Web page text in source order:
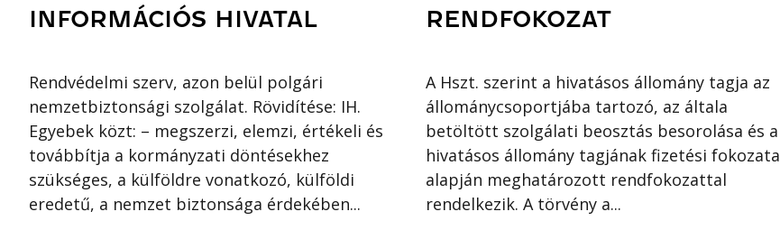
INFORMÁCIÓS HIVATAL
Rendvédelmi szerv, azon belül polgári
nemzetbiztonsági szolgálat. Rövidítése: IH.
Egyebek közt: – megszerzi, elemzi, értékeli és
továbbítja a kormányzati döntésekhez
szükséges, a külföldre vonatkozó, külföldi
eredetű, a nemzet biztonsága érdekében...
RENDFOKOZAT
A Hszt. szerint a hivatásos állomány tagja az
állománycsoportjába tartozó, az általa
betöltött szolgálati beosztás besorolása és a
hivatásos állomány tagjának fizetési fokozata
alapján meghatározott rendfokozattal
rendelkezik. A törvény a...